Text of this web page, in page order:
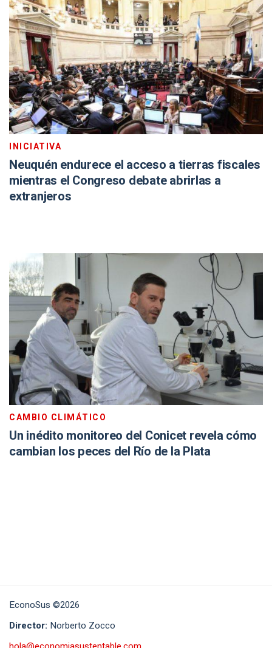
INICIATIVA
Neuquén endurece el acceso a tierras fiscales
mientras el Congreso debate abrirlas a
extranjeros
CAMBIO CLIMÁTICO
Un inédito monitoreo del Conicet revela cómo
cambian los peces del Río de la Plata
EconoSus ©2026
Director: Norberto Zocco